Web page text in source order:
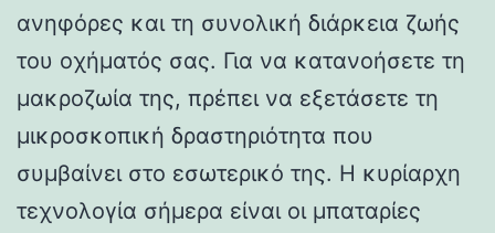
ανηφόρες και τη συνολική διάρκεια ζωής
του οχήματός σας. Για να κατανοήσετε τη
μακροζωία της, πρέπει να εξετάσετε τη
μικροσκοπική δραστηριότητα που
συμβαίνει στο εσωτερικό της. Η κυρίαρχη
τεχνολογία σήμερα είναι οι μπαταρίες